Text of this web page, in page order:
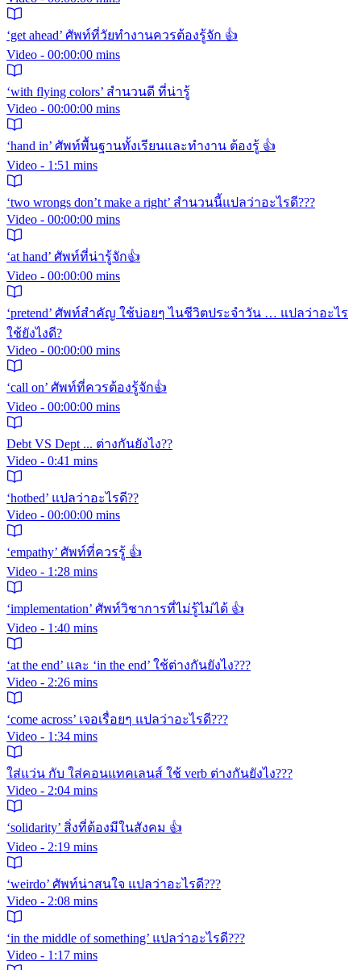
‘get ahead’ ศัพท์ที่วัยทำงานควรต้องรู้จัก 👍
Video - 00:00:00 mins
‘with flying colors’ สำนวนดี ที่น่ารู้
Video - 00:00:00 mins
‘hand in’ ศัพท์พื้นฐานทั้งเรียนและทำงาน ต้องรู้ 👍
Video - 1:51 mins
‘two wrongs don’t make a right’ สำนวนนี้แปลว่าอะไรดี???
Video - 00:00:00 mins
‘at hand’ ศัพท์ที่น่ารู้จัก👍
Video - 00:00:00 mins
‘pretend’ ศัพท์สำคัญ ใช้บ่อยๆ ไนชีวิตประจำวัน … แปลว่าอะไร
ใช้ยังไงดี?
Video - 00:00:00 mins
‘call on’ ศัพท์ที่ควรต้องรู้จัก👍
Video - 00:00:00 mins
Debt VS Dept ... ต่างกันยังไง??
Video - 0:41 mins
‘hotbed’ แปลว่าอะไรดี??
Video - 00:00:00 mins
‘empathy’ ศัพท์ที่ควรรู้ 👍
Video - 1:28 mins
‘implementation’ ศัพท์วิชาการที่ไม่รู้ไม่ได้ 👍
Video - 1:40 mins
‘at the end’ และ ‘in the end’ ใช้ต่างกันยังไง???
Video - 2:26 mins
‘come across’ เจอเรื่อยๆ แปลว่าอะไรดี???
Video - 1:34 mins
ใส่แว่น กับ ใส่คอนแทคเลนส์ ใช้ verb ต่างกันยังไง???
Video - 2:04 mins
‘solidarity’ สิ่งที่ต้องมีในสังคม 👍
Video - 2:19 mins
‘weirdo’ ศัพท์น่าสนใจ แปลว่าอะไรดี???
Video - 2:08 mins
‘in the middle of something’ แปลว่าอะไรดี???
Video - 1:17 mins